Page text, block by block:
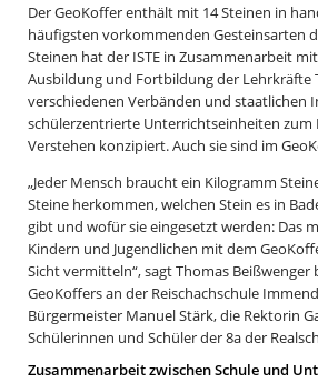
Der GeoKoffer enthält mit 14 Steinen in
häufigsten vorkommenden Gesteinsarten
Steinen hat der ISTE in Zusammenarbeit
Ausbildung und Fortbildung der Lehrkräfte
verschiedenen Verbänden und staatlichen
schülerzentrierte Unterrichtseinheiten zum
Verstehen konzipiert. Auch sie sind im
„Jeder Mensch braucht ein Kilogramm
Steine herkommen, welchen Stein es in
gibt und wofür sie eingesetzt werden: Das
Kindern und Jugendlichen mit dem
Sicht vermitteln“, sagt Thomas Beißwenger
GeoKoffers an der Reischachschule
Bürgermeister Manuel Stärk, die Rektorin
Schülerinnen und Schüler der 8a der
Zusammenarbeit zwischen Schule und